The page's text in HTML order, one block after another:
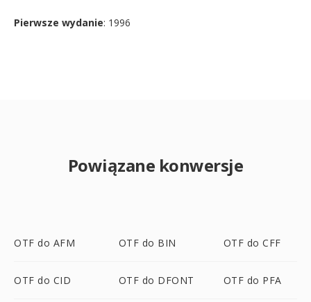
Pierwsze wydanie: 1996
Powiązane konwersje
OTF do AFM OTF do BIN OTF do CFF
OTF do CID OTF do DFONT OTF do PFA